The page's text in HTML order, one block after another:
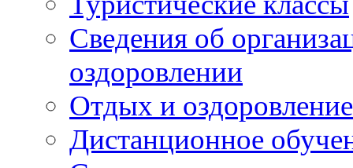
Сведения об
оздоровлении
Отдых и
Дистанционное